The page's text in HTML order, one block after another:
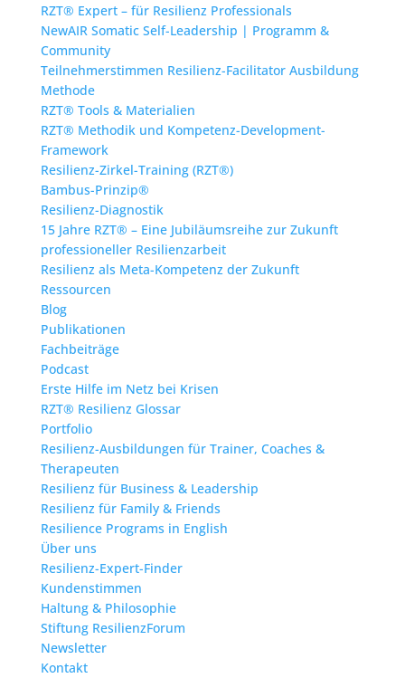
RZT® Expert – für Resilienz Professionals
NewAIR Somatic Self-Leadership | Programm &
Community
Teilnehmerstimmen Resilienz-Facilitator Ausbildung
Methode
RZT® Tools & Materialien
RZT® Methodik und Kompetenz-Development-
Framework
Resilienz-Zirkel-Training (RZT®)
Bambus-Prinzip®
Resilienz-Diagnostik
15 Jahre RZT® – Eine Jubiläumsreihe zur Zukunft
professioneller Resilienzarbeit
Resilienz als Meta-Kompetenz der Zukunft
Ressourcen
Blog
Publikationen
Fachbeiträge
Podcast
Erste Hilfe im Netz bei Krisen
RZT® Resilienz Glossar
Portfolio
Resilienz-Ausbildungen für Trainer, Coaches &
Therapeuten
Resilienz für Business & Leadership
Resilienz für Family & Friends
Resilience Programs in English
Über uns
Resilienz-Expert-Finder
Kundenstimmen
Haltung & Philosophie
Stiftung ResilienzForum
Newsletter
Kontakt